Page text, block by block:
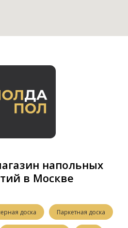
напольных
в Москве
доска Паркетная доска